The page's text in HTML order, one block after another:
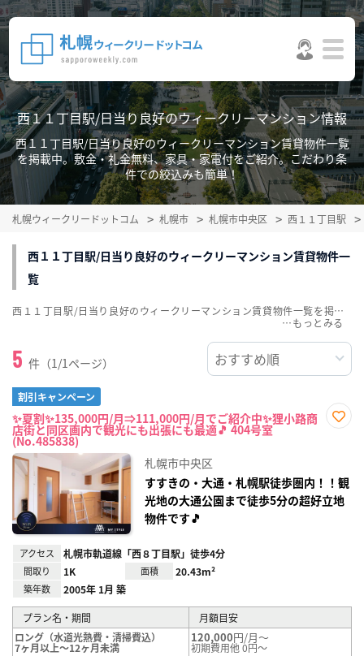
西１１丁目駅/日当り良好のウィークリーマンション情報
西１１丁目駅/日当り良好のウィークリーマンション賃貸物件一覧
を掲載中。敷金・礼金無料、家具・家電付をご紹介。こだわり条
件での絞込みも簡単！
札幌ウィークリードットコム 札幌市 札幌市中央区 西１１丁目駅
西１１丁目駅/日当り良好のウィークリーマンション賃貸物件一
覧
5 件（1/1ページ）
割引キャンペーン
✨夏割✨135,000円/月⇒111,000円/月でご紹介中✨狸小路商
店街と同区画内で観光にも出張にも最適🎵 404号室
(No.485838)
札幌市中央区
すすきの・大通・札幌駅徒歩圏内！！観
光地の大通公園まで徒歩5分の超好立地
物件です🎵
アクセス 札幌市軌道線「西８丁目駅」徒歩4分
間取り 1K 面積 20.43m²
築年数 2005年 1月 築
プラン名・期間
月額目安
ロング（水道光熱費・清掃費込）
7ヶ月以上～12ヶ月未満
120,000円/月～
初期費用他 0円～
西１１丁目駅/日当り良好のウィークリーマンション賃貸物件一覧を掲載中。敷金・礼金無料、家具・家電付をご紹介。こだわり条件での絞込みも簡単！
…